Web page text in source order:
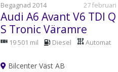
Begagnad 2014
27 februari
Audi A6 Avant V6 TDI Q
S Tronic Väramre
Alcantara
19 501 mil Diesel Automat
Bilcenter Väst AB